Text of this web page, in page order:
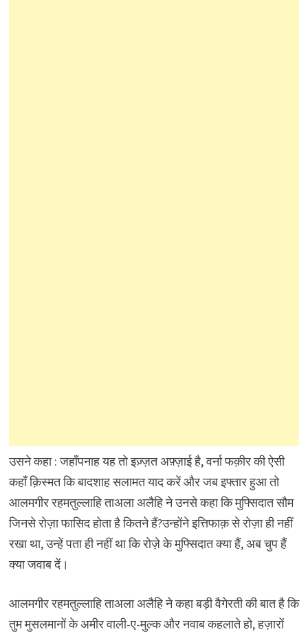
उसने कहा : जहाँपनाह यह तो इज़्ज़त अफ़्ज़ाई है, वर्ना फक़ीर की ऐसी
कहाँ क़िस्मत कि बादशाह सलामत याद करें और जब इफ्तार हुआ तो
आलमगीर रहमतुल्लाहि ताअला अलैहि ने उनसे कहा कि मुफ्सिदात सौम
जिनसे रोज़ा फासिद होता है कितने हैं?उन्होंने इत्तिफाक़ से रोज़ा ही नहीं
रखा था, उन्हें पता ही नहीं था कि रोज़े के मुफ्सिदात क्या हैं, अब चुप हैं
क्या जवाब दें।
आलमगीर रहमतुल्लाहि ताअला अलैहि ने कहा बड़ी वैगेरती की बात है कि
तुम मुसलमानों के अमीर वाली-ए-मुल्क और नवाब कहलाते हो, हज़ारों